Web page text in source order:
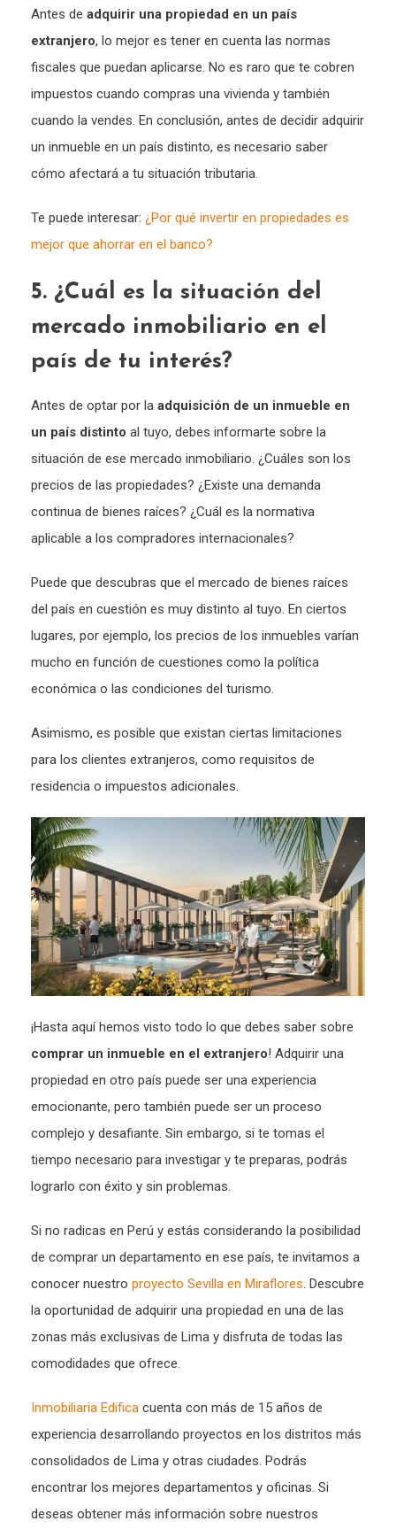
Antes de adquirir una propiedad en un país
extranjero, lo mejor es tener en cuenta las normas
fiscales que puedan aplicarse. No es raro que te cobren
impuestos cuando compras una vivienda y también
cuando la vendes. En conclusión, antes de decidir adquirir
un inmueble en un país distinto, es necesario saber
cómo afectará a tu situación tributaria.
Te puede interesar: ¿Por qué invertir en propiedades es
mejor que ahorrar en el banco?
5. ¿Cuál es la situación del
mercado inmobiliario en el
país de tu interés?
Antes de optar por la adquisición de un inmueble en
un país distinto al tuyo, debes informarte sobre la
situación de ese mercado inmobiliario. ¿Cuáles son los
precios de las propiedades? ¿Existe una demanda
continua de bienes raíces? ¿Cuál es la normativa
aplicable a los compradores internacionales?
Puede que descubras que el mercado de bienes raíces
del país en cuestión es muy distinto al tuyo. En ciertos
lugares, por ejemplo, los precios de los inmuebles varían
mucho en función de cuestiones como la política
económica o las condiciones del turismo.
Asimismo, es posible que existan ciertas limitaciones
para los clientes extranjeros, como requisitos de
residencia o impuestos adicionales.
¡Hasta aquí hemos visto todo lo que debes saber sobre
comprar un inmueble en el extranjero! Adquirir una
propiedad en otro país puede ser una experiencia
emocionante, pero también puede ser un proceso
complejo y desafiante. Sin embargo, si te tomas el
tiempo necesario para investigar y te preparas, podrás
lograrlo con éxito y sin problemas.
Si no radicas en Perú y estás considerando la posibilidad
de comprar un departamento en ese país, te invitamos a
conocer nuestro proyecto Sevilla en Miraflores. Descubre
la oportunidad de adquirir una propiedad en una de las
zonas más exclusivas de Lima y disfruta de todas las
comodidades que ofrece.
Inmobiliaria Edifica cuenta con más de 15 años de
experiencia desarrollando proyectos en los distritos más
consolidados de Lima y otras ciudades. Podrás
encontrar los mejores departamentos y oficinas. Si
deseas obtener más información sobre nuestros